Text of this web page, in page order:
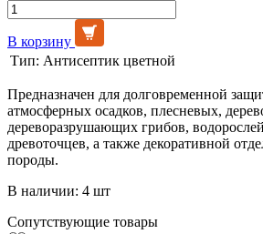
В корзину
Тип: Антисептик цветной
Предназначен для долговременной
атмосферных осадков, плесневых,
дереворазрушающих грибов,
древоточцев, а также декоративной
породы.
В наличии: 4 шт
Сопутствующие товары